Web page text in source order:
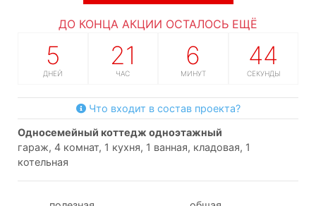
ДО КОНЦА АКЦИИ ОСТАЛОСЬ ЕЩЁ
5
ДНЕЙ
21
ЧАС
6
МИНУТ
43
СЕКУНДЫ
Что входит в состав проекта?
односемейный коттедж одноэтажный
гараж, 4 комнат, 1 кухня, 1 ванная, кладовая, 1
котельная